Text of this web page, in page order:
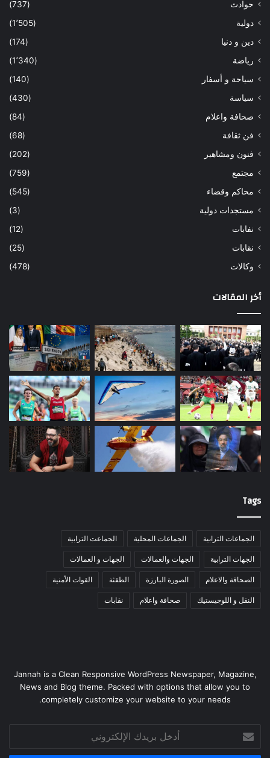
حوادث
(737)
دولية
(1٬505)
دين و دنيا
(174)
رياضة
(1٬340)
سياحة و أسفار
(140)
سياسة
(430)
صحافة واعلام
(84)
فن ثقافة
(68)
فنون ومشاهير
(202)
مجتمع
(759)
محاكم وقضاء
(545)
مستجدات دولية
(3)
نفابات
(12)
نقابات
(25)
وكالات
(478)
أخر المقالات
Tags
الجماعات الترابية الجماعات المحلية الجماعت الترابية
الجهات الترابية الجهات والعمالات الجهات و العمالات
الصحافة والاعلام الصورة البارزة الطقثة القوات الأمنية
النقل و اللوجيستيك صحافة واعلام نقابات
Jannah is a Clean Responsive WordPress Newspaper, Magazine,
News and Blog theme. Packed with options that allow you to
completely customize your website to your needs.
بريدك
الإلكتروني